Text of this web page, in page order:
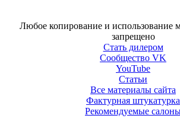
Любое копирование и использование
запрещено
Стать дилером
Сообщество VK
YouTube
Статьи
Все материалы сайта
Фактурная штукатурка
Рекомендуемые